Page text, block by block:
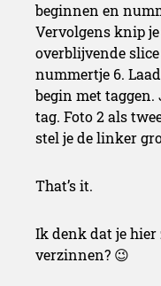
beginnen en
Vervolgens knip
overblijvende slice
nummertje 6.
begin met taggen.
tag. Foto 2 als
stel je de linker
That’s it.
Ik denk dat je
verzinnen? 😉